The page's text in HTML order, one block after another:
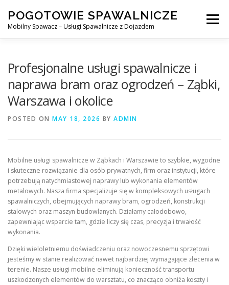
content
POGOTOWIE SPAWALNICZE
Mobilny Spawacz – Usługi Spawalnicze z Dojazdem
Menu
SPAWANIE MIG/MAG (GMAW)
Profesjonalne usługi spawalnicze i
naprawa bram oraz ogrodzeń – Ząbki,
Warszawa i okolice
POSTED ON MAY 18, 2026 BY ADMIN
Mobilne usługi spawalnicze w Ząbkach i Warszawie to szybkie, wygodne
i skuteczne rozwiązanie dla osób prywatnych, firm oraz instytucji, które
potrzebują natychmiastowej naprawy lub wykonania elementów
metalowych. Nasza firma specjalizuje się w kompleksowych usługach
spawalniczych, obejmujących naprawy bram, ogrodzeń, konstrukcji
stalowych oraz maszyn budowlanych. Działamy całodobowo,
zapewniając wsparcie tam, gdzie liczy się czas, precyzja i trwałość
wykonania.
Dzięki wieloletniemu doświadczeniu oraz nowoczesnemu sprzętowi
jesteśmy w stanie realizować nawet najbardziej wymagające zlecenia w
terenie. Nasze usługi mobilne eliminują konieczność transportu
uszkodzonych elementów do warsztatu, co znacząco obniża koszty i